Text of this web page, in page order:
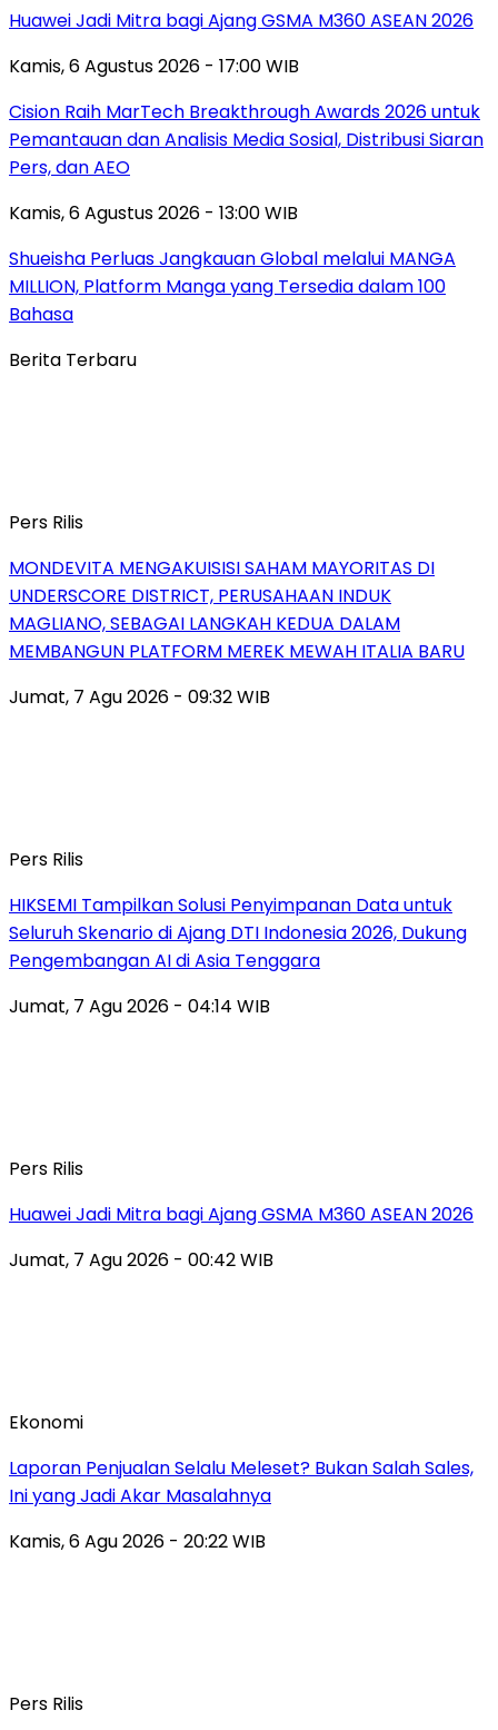
Huawei Jadi Mitra bagi Ajang GSMA M360 ASEAN 2026
Kamis, 6 Agustus 2026 - 17:00 WIB
Cision Raih MarTech Breakthrough Awards 2026 untuk
Pemantauan dan Analisis Media Sosial, Distribusi Siaran
Pers, dan AEO
Kamis, 6 Agustus 2026 - 13:00 WIB
Shueisha Perluas Jangkauan Global melalui MANGA
MILLION, Platform Manga yang Tersedia dalam 100
Bahasa
Berita Terbaru
Pers Rilis
MONDEVITA MENGAKUISISI SAHAM MAYORITAS DI
UNDERSCORE DISTRICT, PERUSAHAAN INDUK
MAGLIANO, SEBAGAI LANGKAH KEDUA DALAM
MEMBANGUN PLATFORM MEREK MEWAH ITALIA BARU
Jumat, 7 Agu 2026 - 09:32 WIB
Pers Rilis
HIKSEMI Tampilkan Solusi Penyimpanan Data untuk
Seluruh Skenario di Ajang DTI Indonesia 2026, Dukung
Pengembangan AI di Asia Tenggara
Jumat, 7 Agu 2026 - 04:14 WIB
Pers Rilis
Huawei Jadi Mitra bagi Ajang GSMA M360 ASEAN 2026
Jumat, 7 Agu 2026 - 00:42 WIB
Ekonomi
Laporan Penjualan Selalu Meleset? Bukan Salah Sales,
Ini yang Jadi Akar Masalahnya
Kamis, 6 Agu 2026 - 20:22 WIB
Pers Rilis